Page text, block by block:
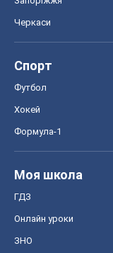
Черкаси
Спорт
Футбол
Хокей
Формула-1
Моя школа
ГДЗ
Онлайн уроки
ЗНО